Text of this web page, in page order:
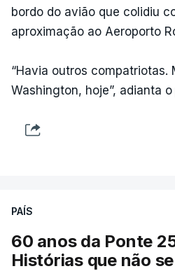
bordo do avião que colidiu
aproximação ao Aeroporto
“Havia outros compatriotas.
Washington, hoje”, adianta
PAÍS
60 anos da Ponte
Histórias que não